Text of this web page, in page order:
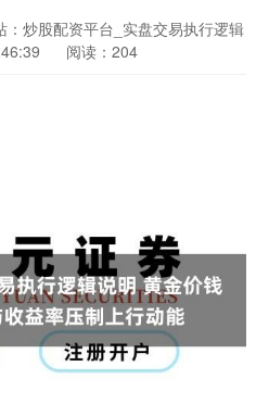
：炒股配资平台_实盘交易执行逻辑
阅读：204